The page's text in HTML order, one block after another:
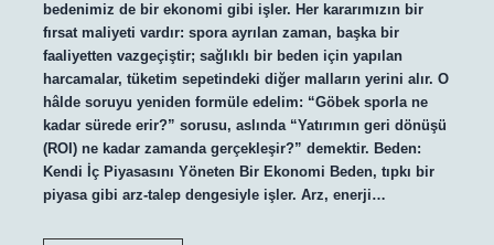
bedenimiz de bir ekonomi gibi işler. Her kararımızın bir
fırsat maliyeti vardır: spora ayrılan zaman, başka bir
faaliyetten vazgeçiştir; sağlıklı bir beden için yapılan
harcamalar, tüketim sepetindeki diğer malların yerini alır. O
hâlde soruyu yeniden formüle edelim: “Göbek sporla ne
kadar sürede erir?” sorusu, aslında “Yatırımın geri dönüşü
(ROI) ne kadar zamanda gerçekleşir?” demektir. Beden:
Kendi İç Piyasasını Yöneten Bir Ekonomi Beden, tıpkı bir
piyasa gibi arz-talep dengesiyle işler. Arz, enerji…